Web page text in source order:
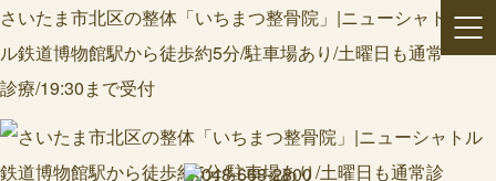
さいたま市北区の整体「いちまつ整骨院」|ニューシャト
ル鉄道博物館駅から徒歩約5分/駐車場あり/土曜日も通常
診療/19:30まで受付